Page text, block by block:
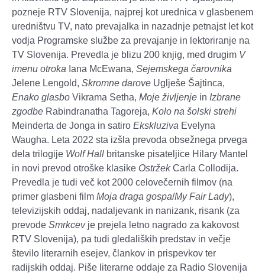
pozneje RTV Slovenija, najprej kot urednica v glasbenem
uredništvu TV, nato prevajalka in nazadnje petnajst let kot
vodja Programske službe za prevajanje in lektoriranje na
TV Slovenija. Prevedla je blizu 200 knjig, med drugim V
imenu otroka Iana McEwana, Sejemskega čarovnika
Jelene Lengold, Skromne darove Uglješe Šajtinca,
Enako glasbo Vikrama Setha, Moje življenje in Izbrane
zgodbe Rabindranatha Tagoreja, Kolo na šolski strehi
Meinderta de Jonga in satiro Ekskluziva Evelyna
Waugha. Leta 2022 sta izšla prevoda obsežnega prvega
dela trilogije Wolf Hall britanske pisateljice Hilary Mantel
in novi prevod otroške klasike OstržekCarla Collodija.
Prevedla je tudi več kot 2000 celovečernih filmov (na
primer glasbeni film Moja draga gospa/My Fair Lady),
televizijskih oddaj, nadaljevank in nanizank, risank (za
prevode Smrkcevje prejela letno nagrado za kakovost
RTV Slovenija), pa tudi gledaliških predstav in večje
število literarnih esejev, člankov in prispevkov ter
radijskih oddaj. Piše literarne oddaje za Radio Slovenija